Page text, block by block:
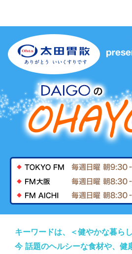
キーワードは、＜健やかな暮らし
今 話題のヘルシーな食材や、健